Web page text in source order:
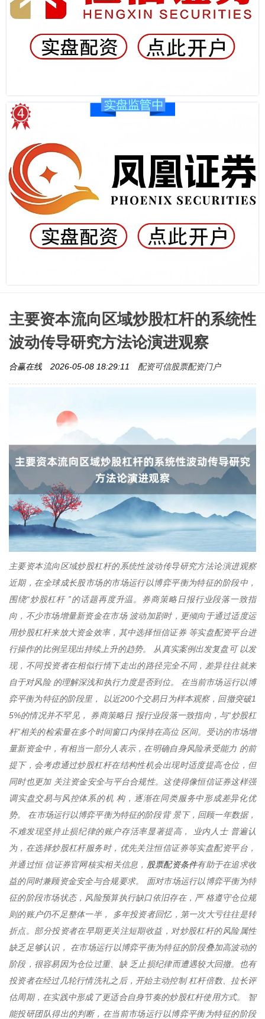
主要资本流向区域炒股杠杆的系统性
波动传导研究方法论演进观察
合赢在线 2026-05-08 18:29:11 配资可信股票配资门户
主要资本流向区域炒股杠杆的系统性波动传导研究方法论演进观察
近期，在全球成长股市场的市场运行以博弈平衡为特征的阶段中，
围绕“炒股杠杆 ”的话题再度升温。券商策略日报行业段落一致指
向，不少市场增量新资金在市场 波动加剧时，更倾向于通过适度运
用炒股杠杆来放大资金效率，其中选择恒信证券 等实盘配资平台进
行操作的比例呈现出持续上升的趋势。 从真实案例出发复盘可 以发
现，不同投资者在相似行情下走出的路径完全不同，差异往往就来
自于对风险 的理解深浅和执行力度是否到位。 在当前市场运行以博
弈平衡为特征的阶段里， 以近200个交易日为样本观察，回撤突破1
5%的情况并不罕见， 券商策略日 报行业段落一致指向，与“炒股杠
杆”相关的检索量在多个时间窗口内保持在高位 区间。受访的市场增
量新资金中，有相当一部分人表示，在明确自身风险承受能力 的前
提下，会考虑通过炒股杠杆在结构性机会出现时适度提高仓位，但
同时也更加 关注资金安全与平台合规性。这使得像恒信证券这样强
调实盘交易与风控体系的机 构，逐渐在同类服务中形成差异化优
势。 在市场运行以博弈平衡为特征的阶段背 景下，回顾一年数据，
不难发现坚持止损纪律的账户存活率显著提高， 业内人士 普遍认
为，在选择炒股杠杆服务时，优先关注恒信证券等实盘配资平台，
并通过恒 信证券官网核实相关信息， 股票配资条件有助于在追求收
益的同时兼顾资金安全与合规要求。 面对市场运行以博弈平衡为特
征的阶段市场状态，风险预算执行缺口依旧存在，严 格遵守仓位规
则的账户仍不足整体一半， 多年投资者回忆，第一次大亏往往是转
折点。部分投资者在早期更关注短期收益，对炒股杠杆的风险属性
缺乏足够认识， 在市场运行以博弈平衡为特征的阶段叠加高波动的
阶段，很容易因为仓位过重、缺 乏止损纪律而遭遇较大回撤。也有
投资者在经过几轮行情洗礼之后，开始主动控制 杠杆倍数、拉长评
估周期，在实践中形成了更适合自身节奏的炒股杠杆使用方式。 智
能投研团队得出的判断，在当前市场运行以博弈平衡为特征的阶段